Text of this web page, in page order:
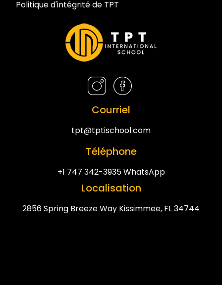
Politique d'intégrité de TPT
Courriel
tpt@tptischool.com
Téléphone
+1 747 342-3935 WhatsApp
Localisation
2856 Spring Breeze Way Kissimmee, FL 34744